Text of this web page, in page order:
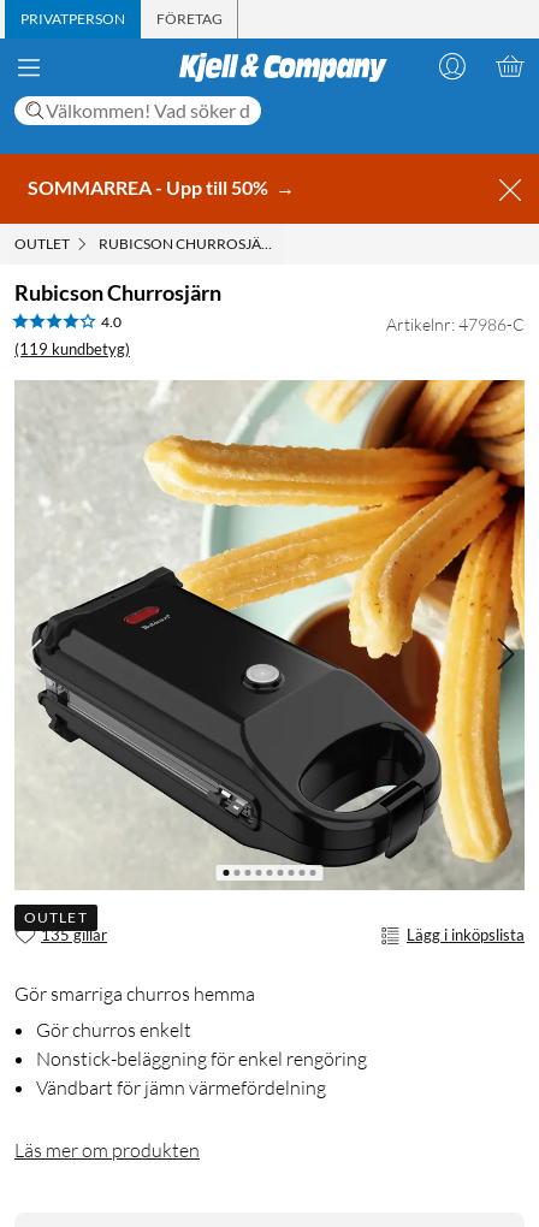
PRIVATPERSON FÖRETAG
SOMMARREA - Upp till 50% →
OUTLET RUBICSON CHURROSJÄRN
Rubicson Churrosjärn
4.0
(119 kundbetyg)
Artikelnr: 47986-C
OUTLET
135 gillar Lägg i inköpslista
Gör smarriga churros hemma
Gör churros enkelt
Nonstick-beläggning för enkel rengöring
Vändbart för jämn värmefördelning
Läs mer om produkten